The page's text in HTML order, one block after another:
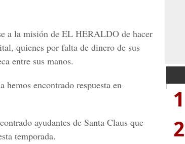
a la misión de EL HERALDO de hacer
quienes por falta de dinero de sus
entre sus manos.
hemos encontrado respuesta en
ayudantes de Santa Claus que
temporada.
1
2